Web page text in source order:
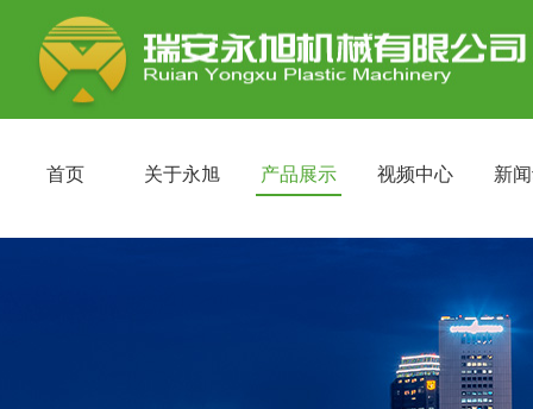
首页 关于永旭 产品展示 视频中心 新